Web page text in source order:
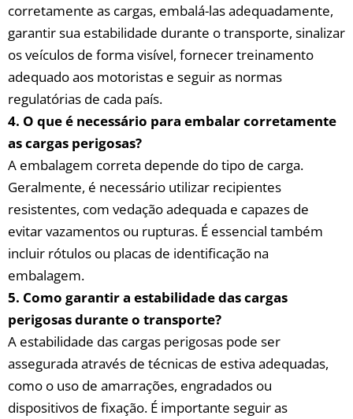
corretamente as cargas, embalá-las adequadamente,
garantir sua estabilidade durante‍ o transporte, sinalizar
os veículos de ⁤forma visível, ‍fornecer treinamento
adequado aos motoristas e ‌seguir as normas
regulatórias de cada⁣ país.
4. ⁢O que ⁣é necessário para embalar corretamente
as cargas perigosas?
A embalagem correta depende do tipo de ‍carga.
Geralmente, é necessário utilizar recipientes
resistentes, com vedação adequada e capazes de
evitar ⁢vazamentos ou rupturas. ⁤É ⁢essencial também
incluir rótulos ou ​placas de identificação na
embalagem.
5. ⁤Como garantir a ⁤estabilidade ‍das cargas
perigosas durante o ‍transporte?
A estabilidade das‌ cargas perigosas⁢ pode ser
assegurada através de técnicas de⁣ estiva adequadas,⁢
como‍ o ​uso de amarrações, ‌engradados ou
dispositivos de‍ fixação.⁤ É importante seguir as